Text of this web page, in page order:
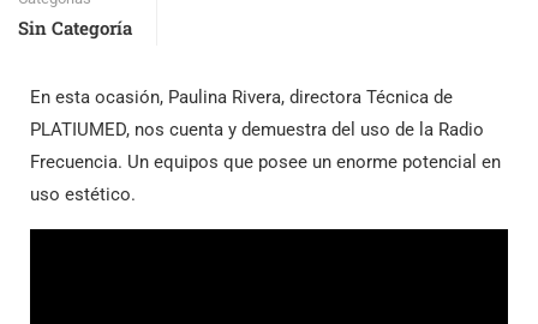
Sin Categoría
En esta ocasión, Paulina Rivera, directora Técnica de
PLATIUMED, nos cuenta y demuestra del uso de la Radio
Frecuencia. Un equipos que posee un enorme potencial en
uso estético.